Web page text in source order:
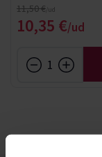
Precio
10,35 €
Precio normal
11,50 €